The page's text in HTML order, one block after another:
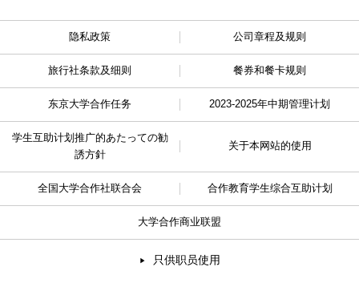
隐私政策 公司章程及规则
旅行社条款及细则 餐券和餐卡规则
东京大学合作任务 2023-2025年中期管理计划
学生互助计划推广的あたっての勧
誘方針
关于本网站的使用
全国大学合作社联合会 合作教育学生综合互助计划
大学合作商业联盟
只供职员使用